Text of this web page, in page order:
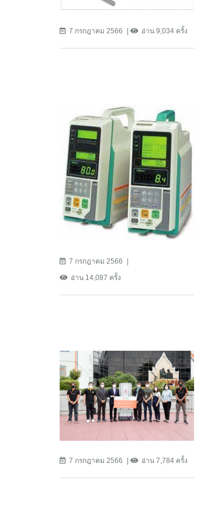
7 กรกฎาคม 2566 อ่าน 9,034 ครั้ง
7 กรกฎาคม 2566
อ่าน 14,087 ครั้ง
7 กรกฎาคม 2566 อ่าน 7,784 ครั้ง